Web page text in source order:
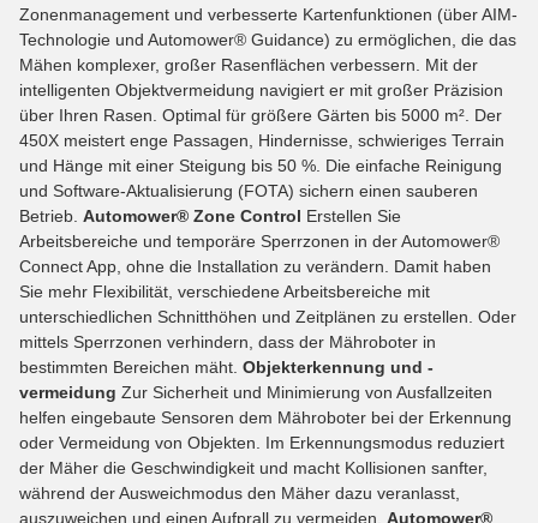
Zonenmanagement und verbesserte Kartenfunktionen (über AIM-
Technologie und Automower® Guidance) zu ermöglichen, die das
Mähen komplexer, großer Rasenflächen verbessern. Mit der
intelligenten Objektvermeidung navigiert er mit großer Präzision
über Ihren Rasen. Optimal für größere Gärten bis 5000 m². Der
450X meistert enge Passagen, Hindernisse, schwieriges Terrain
und Hänge mit einer Steigung bis 50 %. Die einfache Reinigung
und Software-Aktualisierung (FOTA) sichern einen sauberen
Betrieb. Automower® Zone Control Erstellen Sie
Arbeitsbereiche und temporäre Sperrzonen in der Automower®
Connect App, ohne die Installation zu verändern. Damit haben
Sie mehr Flexibilität, verschiedene Arbeitsbereiche mit
unterschiedlichen Schnitthöhen und Zeitplänen zu erstellen. Oder
mittels Sperrzonen verhindern, dass der Mähroboter in
bestimmten Bereichen mäht. Objekterkennung und -
vermeidung Zur Sicherheit und Minimierung von Ausfallzeiten
helfen eingebaute Sensoren dem Mähroboter bei der Erkennung
oder Vermeidung von Objekten. Im Erkennungsmodus reduziert
der Mäher die Geschwindigkeit und macht Kollisionen sanfter,
während der Ausweichmodus den Mäher dazu veranlasst,
auszuweichen und einen Aufprall zu vermeiden. Automower®